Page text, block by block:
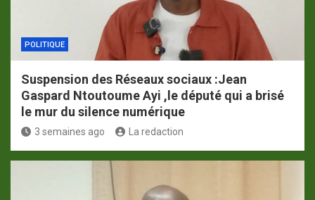
POLITIQUE
Suspension des Réseaux sociaux :Jean
Gaspard Ntoutoume Ayi ,le député qui a brisé
le mur du silence numérique
3 semaines ago La redaction